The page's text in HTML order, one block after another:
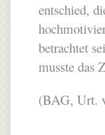
entschied,
betrachtet
musste das
(BAG, Urt.